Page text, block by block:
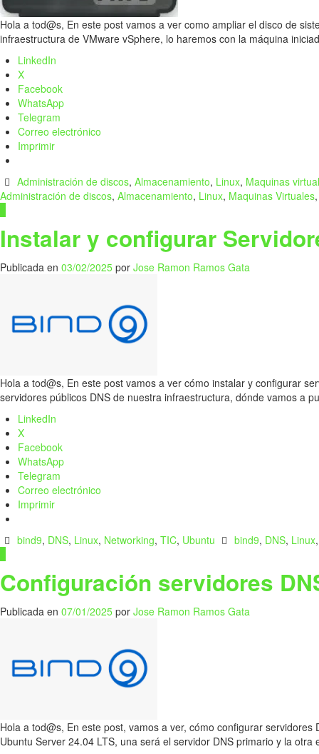
Hola a tod@s, En este post vamos a ver como ampliar el disco de
infraestructura de VMware vSphere, lo haremos con la máquina
LinkedIn
X
Facebook
WhatsApp
Telegram
Correo electrónico
Imprimir
Administración de discos, Almacenamiento, Linux, Maquinas
Administración de discos, Almacenamiento, Linux, Maquinas Virtuales
Instalar y configurar
Publicada en 03/02/2025 por Jose Ramon Ramos Gata
Hola a tod@s, En este post vamos a ver cómo instalar y configurar
servidores públicos DNS de nuestra infraestructura, dónde vamos a
LinkedIn
X
Facebook
WhatsApp
Telegram
Correo electrónico
Imprimir
bind9, DNS, Linux, Networking, TIC, Ubuntu bind9, DNS, Linux
Configuración servidores
Publicada en 07/01/2025 por Jose Ramon Ramos Gata
Hola a tod@s, En este post, vamos a ver, cómo configurar
Ubuntu Server 24.04 LTS, una será el servidor DNS primario y la